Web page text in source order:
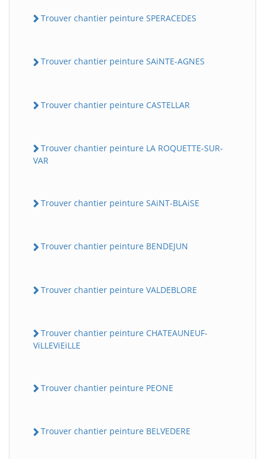
Trouver chantier peinture SPERACEDES
Trouver chantier peinture SAiNTE-AGNES
Trouver chantier peinture CASTELLAR
Trouver chantier peinture LA ROQUETTE-SUR-
VAR
Trouver chantier peinture SAiNT-BLAiSE
Trouver chantier peinture BENDEJUN
Trouver chantier peinture VALDEBLORE
Trouver chantier peinture CHATEAUNEUF-
ViLLEViEiLLE
Trouver chantier peinture PEONE
Trouver chantier peinture BELVEDERE